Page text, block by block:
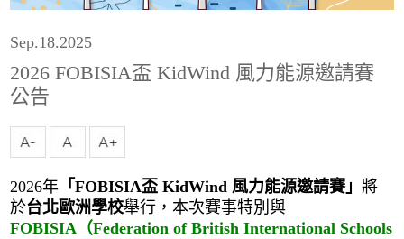
Sep.18.2025
2026 FOBISIA盃 KidWind 風力能源邀請賽
公告
2026年 「FOBISIA盃 KidWind 風力能源邀請賽」將
於台北歐洲學校舉行，本次賽事特別與
FOBISIA（Federation of British International Schools